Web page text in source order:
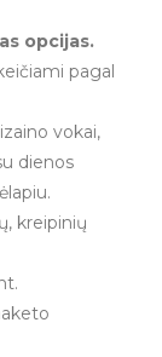
opcijas.
pagal
vokai,
dienos
kreipinių